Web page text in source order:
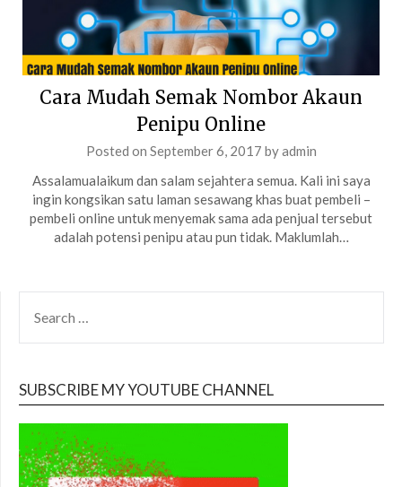
Cara Mudah Semak Nombor Akaun
Penipu Online
Posted on September 6, 2017 byadmin
Assalamualaikum dan salam sejahtera semua. Kali ini saya
ingin kongsikan satu laman sesawang khas buat pembeli –
pembeli online untuk menyemak sama ada penjual tersebut
adalah potensi penipu atau pun tidak. Maklumlah…
FOR:
SUBSCRIBE MY YOUTUBE CHANNEL